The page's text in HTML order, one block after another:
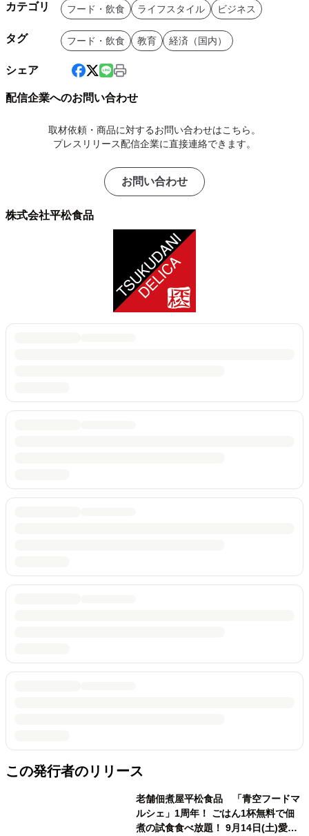
カテゴリ フード・飲食 ライフスタイル ビジネス
タグ フード・飲食 教育 経済（国内）
シェア
配信企業へのお問い合わせ
取材依頼・商品に対するお問い合わせはこちら。
プレスリリース配信企業に直接連絡できます。
お問い合わせ
株式会社平松食品
この発行者のリリース
老舗佃煮屋平松食品 「青空フードマ
ルシェ」1周年！ ごはん1杯無料で佃
煮の試食食べ放題！ 9月14日(土)愛知